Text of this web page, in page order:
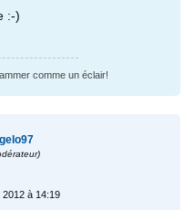
:-)
comme un éclair!
2012 à 14:19